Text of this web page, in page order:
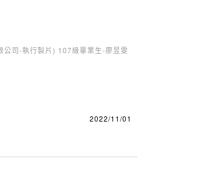
公司-執行製片) 107級畢業生-廖昱雯
2022/11/01